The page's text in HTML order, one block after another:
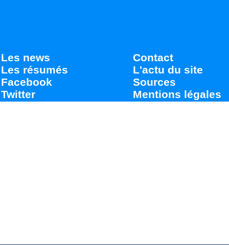
Les news
Les résumés
Facebook
Twitter
Contact
L'actu du site
Sources
Mentions légales